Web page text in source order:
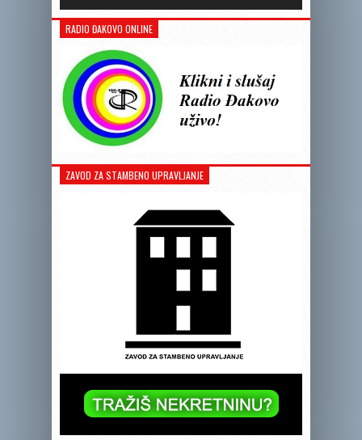
RADIO ĐAKOVO ONLINE
ZAVOD ZA STAMBENO UPRAVLJANJE